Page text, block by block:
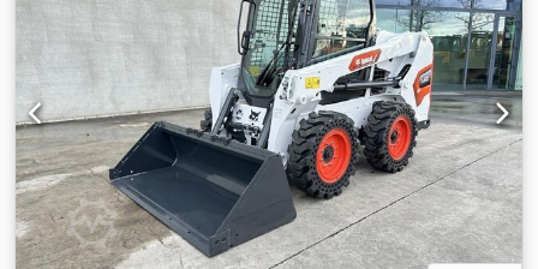
mindre entreprenørvirksomhed * tysk udgave * kun 1350
driftstimer * gummibelter * stort serviceeftersyn udført i
2025 hos BOBCAT * 44 kW dieselmotor, producent Yanmar
* rørføring til yderligere tilbehør Chsdozr Avvspfx Alnsa *
hurtigskiftssystem * ekstra forlygter * meget velholdt ----Vi
er et certificeret værksted for personbiler og
entreprenørmaskiner. Vi tilbyder uforpligtende tilbud på
maskiner, finansiering, indbytte og leasing af alle typer
køretøjer.----